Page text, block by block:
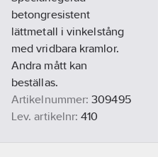
betongresistent
lättmetall i vinkelstång
med vridbara kramlor.
Andra mått kan
beställas.
Artikelnummer: 309495
Lev. artikelnr: 410
7330376004108